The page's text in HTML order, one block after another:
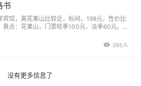
书
宾馆，离花果山比较近，标间，198元，性价比
点：花果山，门票旺季100元，淡季60元。
景区面积84.3平方公里，层峦叠嶂136峰，其中
395人
没有更多信息了